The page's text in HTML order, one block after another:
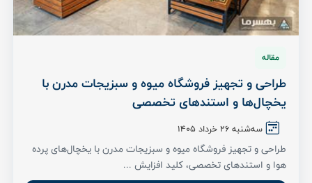
مقاله
طراحی و تجهیز فروشگاه میوه و سبزیجات مدرن با
یخچال‌ها و استندهای تخصصی
سه‌شنبه 26 خرداد ۱۴۰۵
طراحی و تجهیز فروشگاه میوه و سبزیجات مدرن با یخچال‌های پرده
هوا و استندهای تخصصی، کلید افزایش ...